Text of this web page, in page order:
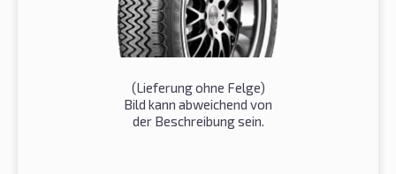
(Lieferung ohne Felge)
Bild kann abweichend von
der Beschreibung sein.